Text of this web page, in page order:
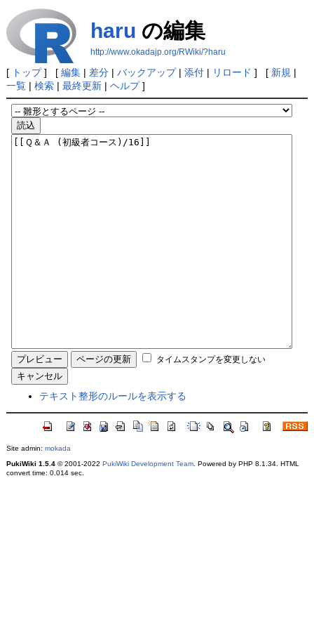
haru の編集
http://www.okadajp.org/RWiki/?haru
[ トップ] [ 編集| 差分| バックアップ| 添付| リロード ] [ 新規 |
一覧| 検索| 最終更新| ヘルプ]
タイムスタンプを変更しない
テキスト整形のルールを表示する
Site admin: mokada
PukiWiki 1.5.4© 2001-2022 PukiWiki Development Team. Powered by PHP 8.1.34. HTML
convert time: 0.014 sec.